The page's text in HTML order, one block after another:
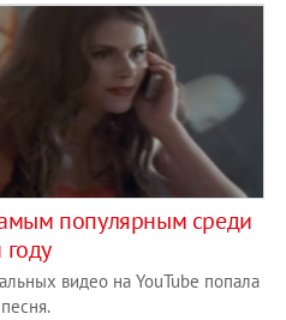
популярным среди
видео на YouTube попала